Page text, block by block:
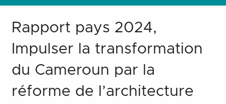
Rapport pays 2024,
Impulser la transformation
du Cameroun par la
réforme de l’architecture